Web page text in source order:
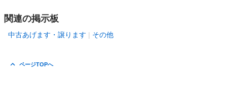
関連の掲示板
中古あげます・譲ります その他
ページTOPへ